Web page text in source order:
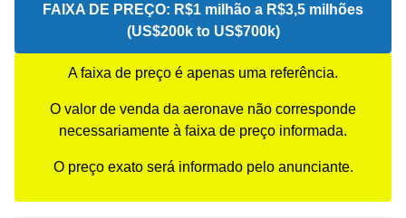
FAIXA DE PREÇO: R$1 milhão a R$3,5 milhões
(US$200k to US$700k)
A faixa de preço é apenas uma referência.
O valor de venda da aeronave não corresponde
necessariamente à faixa de preço informada.
O preço exato será informado pelo anunciante.